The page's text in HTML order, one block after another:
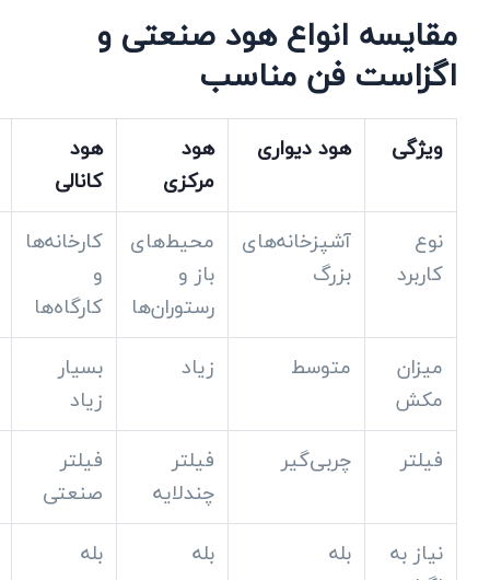
مقایسه انواع هود صنعتی و
اگزاست فن مناسب
ویژگی هود دیواری
هود
مرکزی
هود
کانالی
نوع
کاربرد
آشپزخانه‌های
بزرگ
محیط‌های
باز و
رستوران‌ها
کارخانه‌ها
و
کارگاه‌ها
میزان
مکش
متوسط زیاد
بسیار
زیاد
فیلتر
چربی‌گیر
فیلتر
چندلایه
فیلتر
صنعتی
نیاز به
بله بله بله